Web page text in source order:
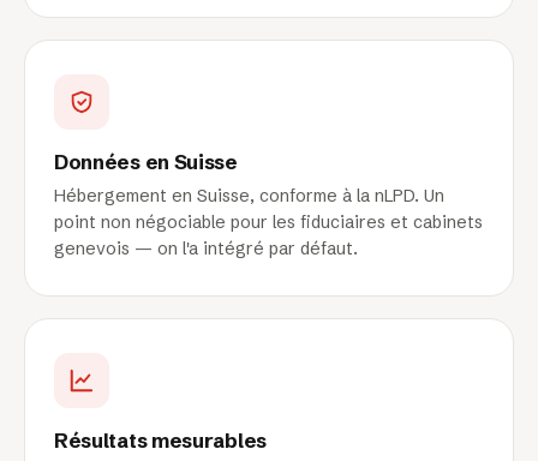
Données en Suisse
Hébergement en Suisse, conforme à la nLPD. Un
point non négociable pour les fiduciaires et cabinets
genevois — on l'a intégré par défaut.
Résultats mesurables